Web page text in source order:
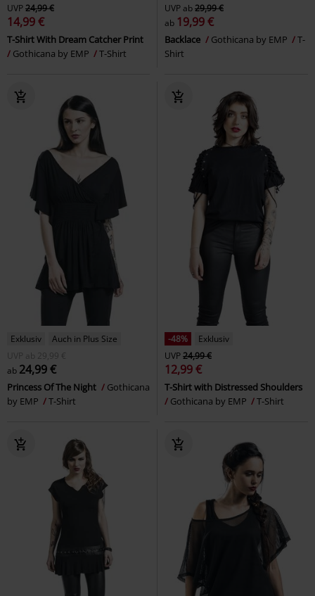
UVP24,99 €
14,99 €
T-Shirt With Dream Catcher Print
Gothicana by EMP
T-Shirt
UVPab29,99 €
ab 19,99 €
Backlace Gothicana by EMP
T-
Shirt
Exklusiv
Auch in Plus Size
UVP
ab 29,99 €
ab 24,99 €
Princess Of The Night
Gothicana
by EMP
T-Shirt
-48%
Exklusiv
UVP24,99 €
12,99 €
T-Shirt with Distressed Shoulders
Gothicana by EMP
T-Shirt